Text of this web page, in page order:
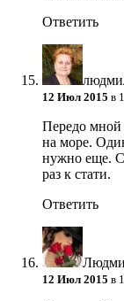
Ответить
12 Июл 2015 в
Передо мной
на море.
нужно еще.
раз к стати.
Ответить
12 Июл 2015 в